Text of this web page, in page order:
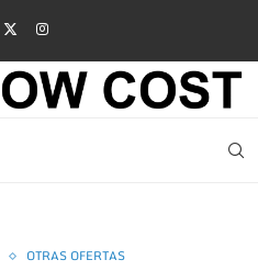
OTRAS OFERTAS